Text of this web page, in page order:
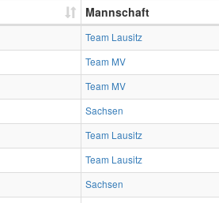
Mannschaft
Team Lausitz
Team MV
Team MV
Sachsen
Team Lausitz
Team Lausitz
Sachsen